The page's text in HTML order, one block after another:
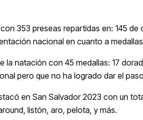
con 353 preseas repartidas en: 145 de
nacional en cuanto a
natación con 45 medallas: 17
pero que no ha logrado dar el
en San Salvador 2023 con un
listón, aro, pelota, y más.